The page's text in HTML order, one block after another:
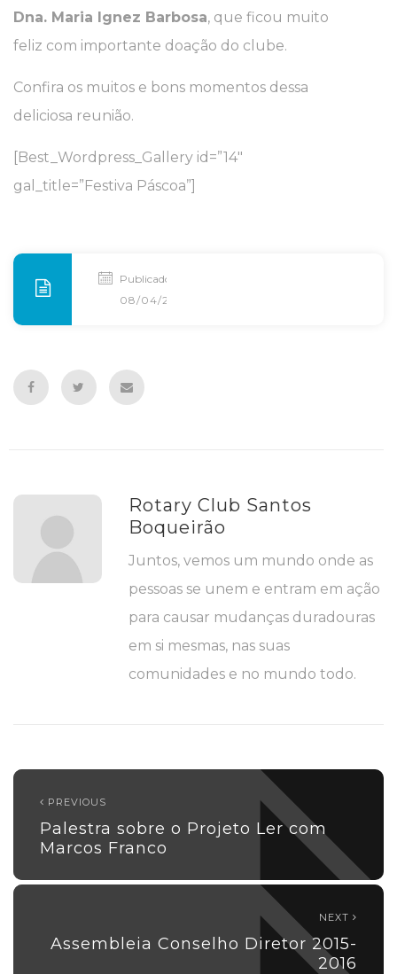
Dna. Maria Ignez Barbosa, que ficou muito
feliz com importante doação do clube.
Confira os muitos e bons momentos dessa
deliciosa reunião.
[Best_Wordpress_Gallery id=”14″
gal_title=”Festiva Páscoa”]
Publicado
08/04/2015
Rotary Club Santos
Boqueirão
Juntos, vemos um mundo onde as
pessoas se unem e entram em ação
para causar mudanças duradouras
em si mesmas, nas suas
comunidades e no mundo todo.
PREVIOUS
Palestra sobre o Projeto Ler com
Marcos Franco
NEXT
Assembleia Conselho Diretor 2015-
2016